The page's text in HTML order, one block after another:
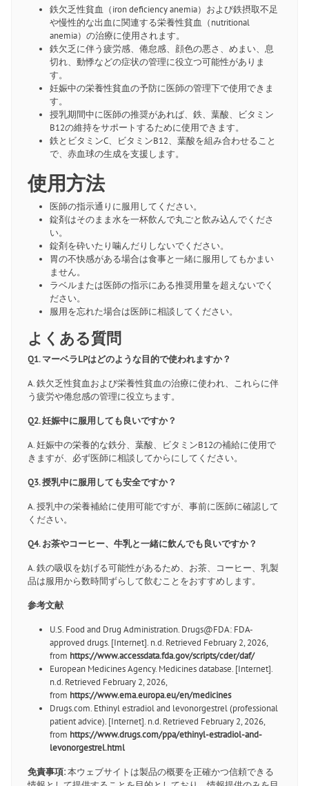
鉄欠乏性貧血（iron deficiency anemia）および鉄摂取不足
や慢性的な出血に関連する栄養性貧血（nutritional
anemia）の治療に使用されます。
鉄欠乏に伴う疲労感、倦怠感、顔色の悪さ、めまい、息
切れ、動悸などの症状の管理に役立つ可能性がありま
す。
妊娠中の栄養性貧血の予防に医師の管理下で使用できま
す。
授乳期間中に医師の推奨があれば、鉄、葉酸、ビタミン
B12の維持をサポートするために使用できます。
鉄とビタミンC、ビタミンB12、葉酸を組み合わせること
で、赤血球の生成を支援します。
使用方法
医師の指示通りに服用してください。
錠剤はそのまま水を一杯飲んで丸ごと飲み込んでくださ
い。
錠剤を砕いたり噛んだりしないでください。
胃の不快感がある場合は食事と一緒に服用してもかまい
ません。
ラベルまたは医師の指示にある推奨用量を超えないでく
ださい。
服用を忘れた場合は医師に相談してください。
よくある質問
Q1. マーベラLPはどのような目的で使われますか？
A. 鉄欠乏性貧血および栄養性貧血の治療に使われ、これらに伴
う疲労や倦怠感の管理に役立ちます。
Q2. 妊娠中に服用しても良いですか？
A. 妊娠中の栄養的な鉄分、葉酸、ビタミンB12の補給に使用で
きますが、必ず医師に相談してからにしてください。
Q3. 授乳中に服用しても安全ですか？
A. 授乳中の栄養補給に使用可能ですが、事前に医師に確認して
ください。
Q4. お茶やコーヒー、牛乳と一緒に飲んでも良いですか？
A. 鉄の吸収を妨げる可能性があるため、お茶、コーヒー、乳製
品は服用から数時間ずらして飲むことをおすすめします。
参考文献
U.S. Food and Drug Administration. Drugs@FDA: FDA-
approved drugs. [Internet]. n.d. Retrieved February 2, 2026,
from https://www.accessdata.fda.gov/scripts/cder/daf/
European Medicines Agency. Medicines database. [Internet].
n.d. Retrieved February 2, 2026,
from https://www.ema.europa.eu/en/medicines
Drugs.com. Ethinyl estradiol and levonorgestrel (professional
patient advice). [Internet]. n.d. Retrieved February 2, 2026,
from https://www.drugs.com/ppa/ethinyl-estradiol-and-
levonorgestrel.html
免責事項:本ウェブサイトは製品の概要を正確かつ信頼できる